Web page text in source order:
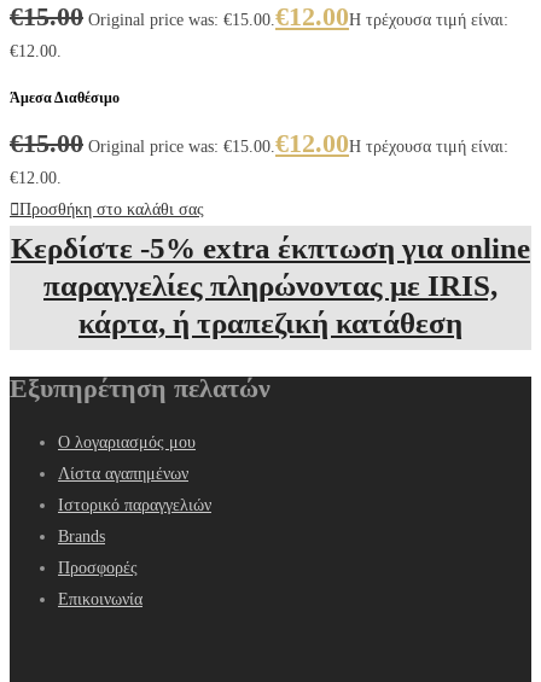
€15.00 Original price was: €15.00.€12.00Η τρέχουσα τιμή είναι:
€12.00.
Άμεσα Διαθέσιμο
€15.00 Original price was: €15.00.€12.00Η τρέχουσα τιμή είναι:
€12.00.
Προσθήκη στο καλάθι σας
Κερδίστε -5% extra έκπτωση για online
παραγγελίες πληρώνοντας με IRIS,
κάρτα, ή τραπεζική κατάθεση
Εξυπηρέτηση πελατών
Ο λογαριασμός μου
Λίστα αγαπημένων
Ιστορικό παραγγελιών
Brands
Προσφορές
Επικοινωνία